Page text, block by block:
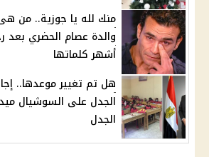
منك لله يا جوزية.. من
والدة عصام الحضري بعد
أشهر كلماتها
هل تم تغيير موعدها..
الجدل على السوشيال
الجدل